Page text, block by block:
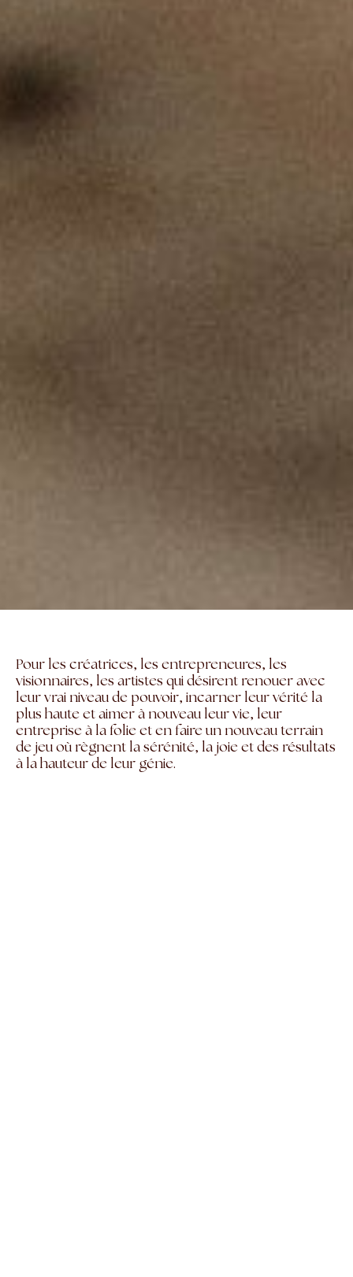
Pour les créatrices, les entrepreneures, les
visionnaires, les artistes qui désirent renouer avec
leur vrai niveau de pouvoir, incarner leur vérité la
plus haute et aimer à nouveau leur vie, leur
entreprise à la folie et en faire un nouveau terrain
de jeu où règnent la sérénité, la joie et des résultats
à la hauteur de leur génie.